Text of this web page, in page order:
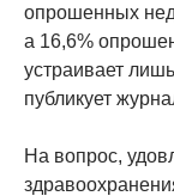
опрошенных
а 16,6%
устраивает
публикует
На вопрос,